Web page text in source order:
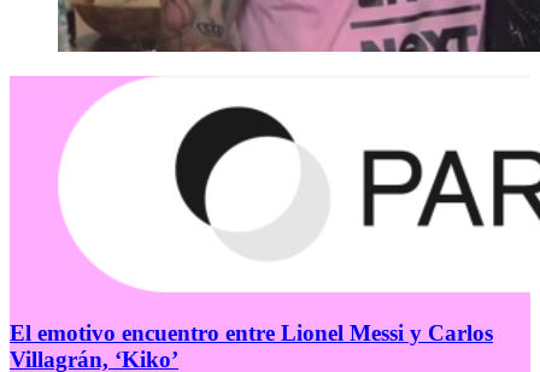
El emotivo encuentro entre Lionel Messi y Carlos
Villagrán, ‘Kiko’